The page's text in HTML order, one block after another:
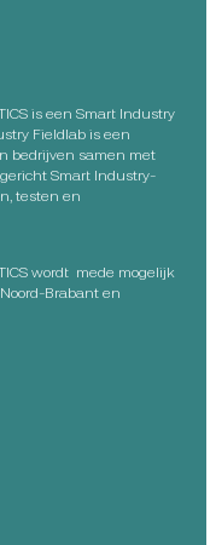
is een Smart Industry
Fieldlab is een
bedrijven samen met
Smart Industry-
testen en
wordt mede mogelijk
Brabant en